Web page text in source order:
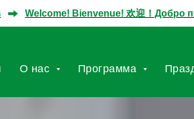
Bienvenue! 欢迎！Добро
О нас Программа